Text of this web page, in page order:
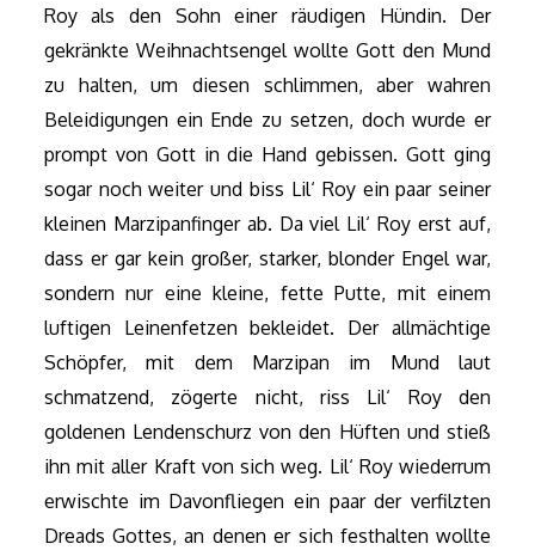
Roy als den Sohn einer räudigen Hündin. Der
gekränkte Weihnachtsengel wollte Gott den Mund
zu halten, um diesen schlimmen, aber wahren
Beleidigungen ein Ende zu setzen, doch wurde er
prompt von Gott in die Hand gebissen. Gott ging
sogar noch weiter und biss Lil‘ Roy ein paar seiner
kleinen Marzipanfinger ab. Da viel Lil‘ Roy erst auf,
dass er gar kein großer, starker, blonder Engel war,
sondern nur eine kleine, fette Putte, mit einem
luftigen Leinenfetzen bekleidet. Der allmächtige
Schöpfer, mit dem Marzipan im Mund laut
schmatzend, zögerte nicht, riss Lil‘ Roy den
goldenen Lendenschurz von den Hüften und stieß
ihn mit aller Kraft von sich weg. Lil‘ Roy wiederrum
erwischte im Davonfliegen ein paar der verfilzten
Dreads Gottes, an denen er sich festhalten wollte